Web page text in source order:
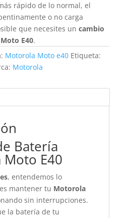
rápido de lo normal, el
o no carga
que necesites un cambio
E40.
Motorola Moto e40 Etiqueta:
Motorola
Batería
E40
, entendemos lo
mantener tu Motorola
sin interrupciones.
la batería de tu